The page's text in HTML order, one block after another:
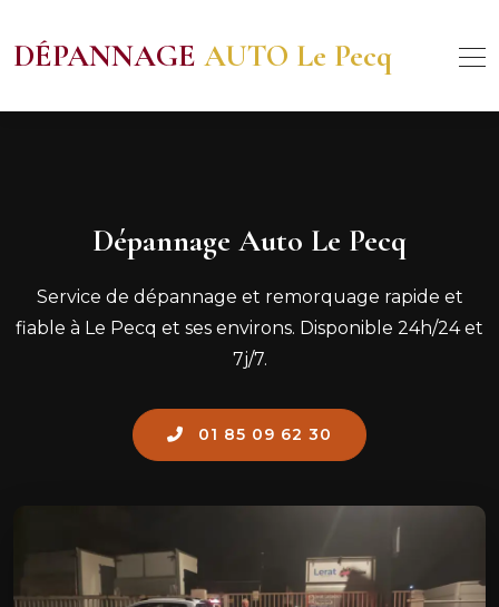
DÉPANNAGE AUTO Le Pecq
Dépannage Auto Le Pecq
Service de dépannage et remorquage rapide et
fiable à Le Pecq et ses environs. Disponible 24h/24 et
7j/7.
01 85 09 62 30